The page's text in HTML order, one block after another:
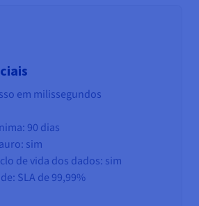
em milissegundos
90 dias
sim
de vida dos dados: sim
SLA de 99,99%